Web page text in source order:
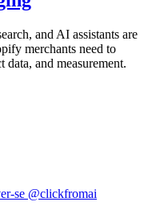
and AI assistants are
merchants need to
and measurement.
se @clickfromai